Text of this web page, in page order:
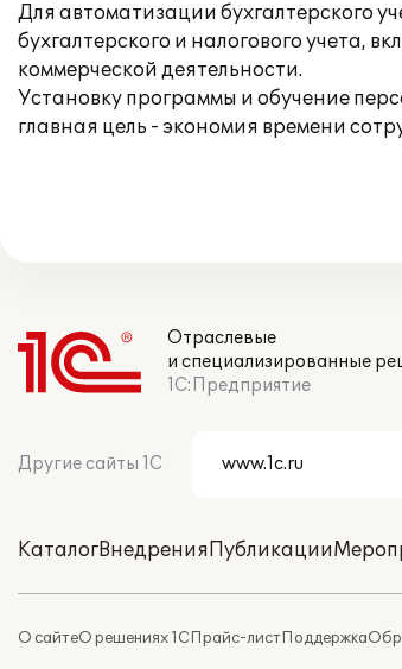
Для автоматизации бухгалтерского
бухгалтерского и налогового учета,
коммерческой деятельности.
Установку программы и обучение
главная цель - экономия времени
Отраслевые
и специализированные
1С:Предприятие
Другие сайты 1С
КаталогВнедренияПубликации
О сайтеО решениях 1СПрайс-листПоддержка